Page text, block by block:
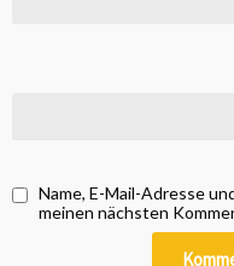
Name, E-Mail-Adresse
meinen nächsten